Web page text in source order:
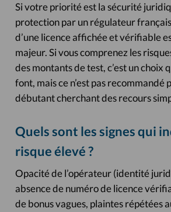
Si votre priorité est la sécurité
protection par un régulateur
d’une licence affichée et vérifiable
majeur. Si vous comprenez les
des montants de test, c’est un choix
font, mais ce n’est pas recommandé
débutant cherchant des recours
Quels sont les signes qui
risque élevé ?
Opacité de l’opérateur (identité
absence de numéro de licence
de bonus vagues, plaintes répétées